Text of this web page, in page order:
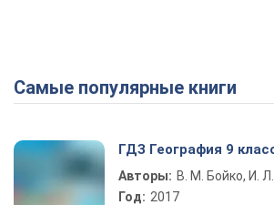
Самые популярные книги
ГДЗ География 9
Авторы: В. М. Бойко, И.
Год: 2017